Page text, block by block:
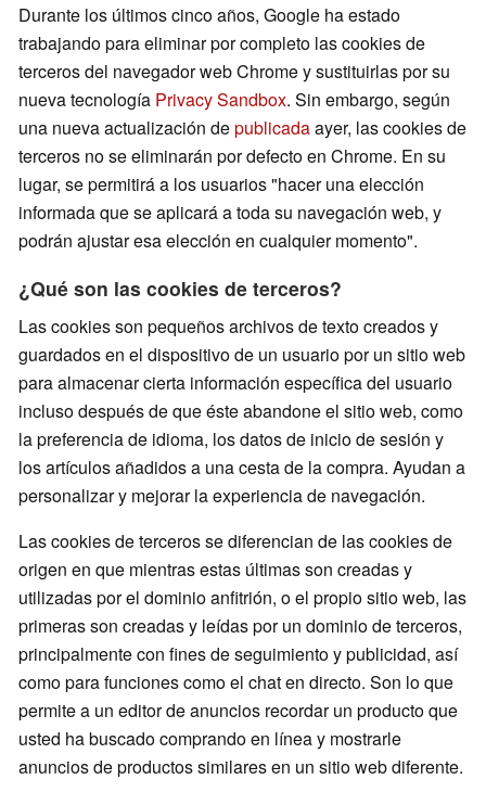
Durante los últimos cinco años, Google ha estado
trabajando para eliminar por completo las cookies de
terceros del navegador web Chrome y sustituirlas por su
nueva tecnología Privacy Sandbox. Sin embargo, según
una nueva actualización depublicadaayer, las cookies de
terceros no se eliminarán por defecto en Chrome. En su
lugar, se permitirá a los usuarios "hacer una elección
informada que se aplicará a toda su navegación web, y
podrán ajustar esa elección en cualquier momento".
¿Qué son las cookies de terceros?
Las cookies son pequeños archivos de texto creados y
guardados en el dispositivo de un usuario por un sitio web
para almacenar cierta información específica del usuario
incluso después de que éste abandone el sitio web, como
la preferencia de idioma, los datos de inicio de sesión y
los artículos añadidos a una cesta de la compra. Ayudan a
personalizar y mejorar la experiencia de navegación.
Las cookies de terceros se diferencian de las cookies de
origen en que mientras estas últimas son creadas y
utilizadas por el dominio anfitrión, o el propio sitio web, las
primeras son creadas y leídas por un dominio de terceros,
principalmente con fines de seguimiento y publicidad, así
como para funciones como el chat en directo. Son lo que
permite a un editor de anuncios recordar un producto que
usted ha buscado comprando en línea y mostrarle
anuncios de productos similares en un sitio web diferente.